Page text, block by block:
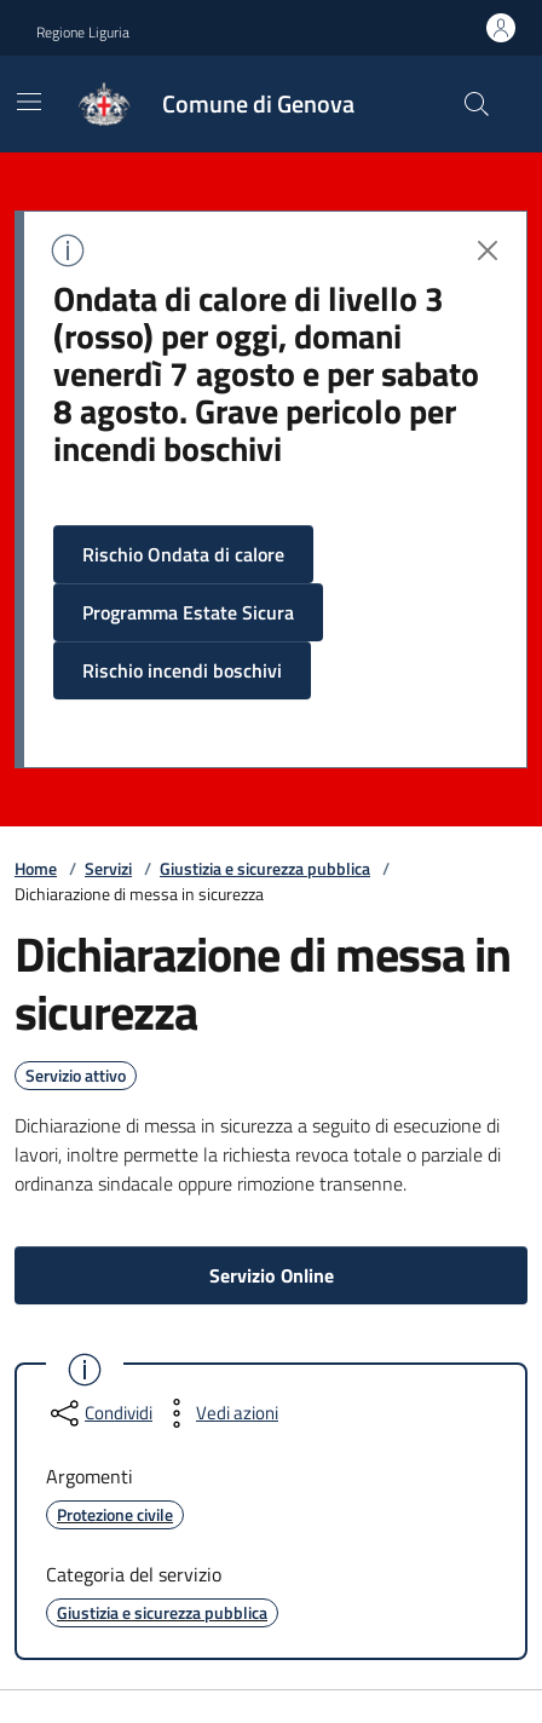
Regione Liguria
Comune di Genova
Ondata di calore di livello 3
(rosso) per oggi, domani
venerdì 7 agosto e per sabato
8 agosto. Grave pericolo per
incendi boschivi
Rischio Ondata di calore
Programma Estate Sicura
Rischio incendi boschivi
Home / Servizi / Giustizia e sicurezza pubblica /
Dichiarazione di messa in sicurezza
Dichiarazione di messa in
sicurezza
Servizio attivo
Dichiarazione di messa in sicurezza a seguito di esecuzione di
lavori, inoltre permette la richiesta revoca totale o parziale di
ordinanza sindacale oppure rimozione transenne.
Servizio Online
Condividi Vedi azioni
Argomenti
Protezione civile
Categoria del servizio
Giustizia e sicurezza pubblica